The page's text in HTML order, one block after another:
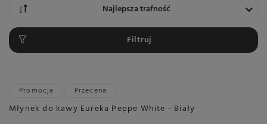
Zmień sortowanie
Najlepsza trafność
Filtruj
Promocja Przecena
Młynek do kawy Eureka Peppe White - Biały